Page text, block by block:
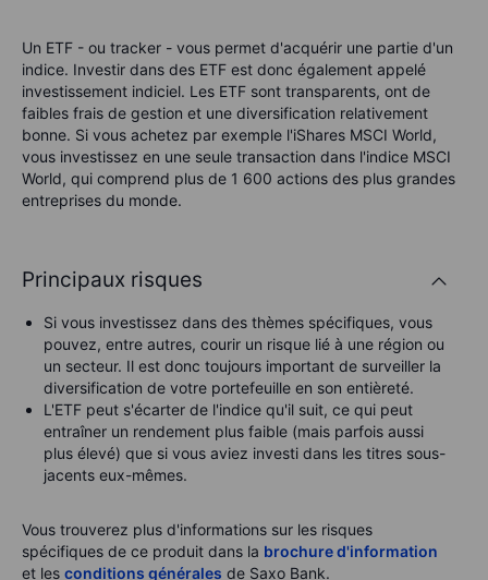
Un ETF - ou tracker - vous permet d'acquérir une partie d'un
indice. Investir dans des ETF est donc également appelé
investissement indiciel. Les ETF sont transparents, ont de
faibles frais de gestion et une diversification relativement
bonne. Si vous achetez par exemple l'iShares MSCI World,
vous investissez en une seule transaction dans l'indice MSCI
World, qui comprend plus de 1 600 actions des plus grandes
entreprises du monde.
Principaux risques
Si vous investissez dans des thèmes spécifiques, vous
pouvez, entre autres, courir un risque lié à une région ou
un secteur. Il est donc toujours important de surveiller la
diversification de votre portefeuille en son entièreté.
L'ETF peut s'écarter de l'indice qu'il suit, ce qui peut
entraîner un rendement plus faible (mais parfois aussi
plus élevé) que si vous aviez investi dans les titres sous-
jacents eux-mêmes.
Vous trouverez plus d'informations sur les risques
spécifiques de ce produit dans la brochure d'information
et les conditions générales de Saxo Bank.